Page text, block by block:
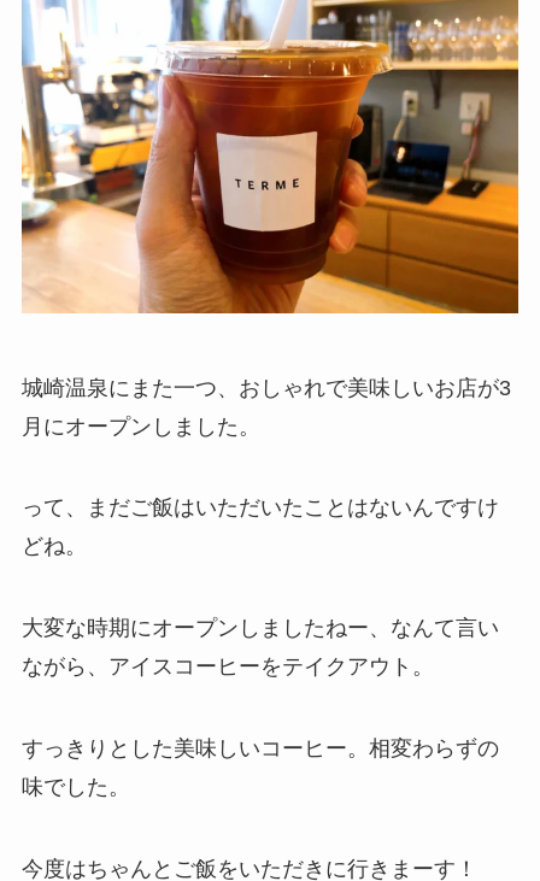
城崎温泉にまた一つ、おしゃれで美味しいお店が3
月にオープンしました。
って、まだご飯はいただいたことはないんですけ
どね。
大変な時期にオープンしましたねー、なんて言い
ながら、アイスコーヒーをテイクアウト。
すっきりとした美味しいコーヒー。相変わらずの
味でした。
今度はちゃんとご飯をいただきに行きまーす！